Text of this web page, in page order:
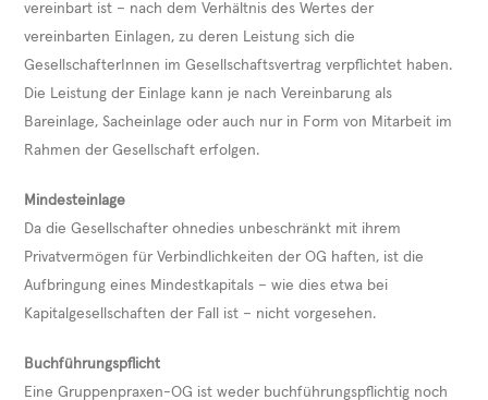
vereinbart ist – nach dem Verhältnis des Wertes der
vereinbarten Einlagen, zu deren Leistung sich die
GesellschafterInnen im Gesellschaftsvertrag verpflichtet haben.
Die Leistung der Einlage kann je nach Vereinbarung als
Bareinlage, Sacheinlage oder auch nur in Form von Mitarbeit im
Rahmen der Gesellschaft erfolgen.
Mindesteinlage
Da die Gesellschafter ohnedies unbeschränkt mit ihrem
Privatvermögen für Verbindlichkeiten der OG haften, ist die
Aufbringung eines Mindestkapitals – wie dies etwa bei
Kapitalgesellschaften der Fall ist – nicht vorgesehen.
Buchführungspflicht
Eine Gruppenpraxen-OG ist weder buchführungspflichtig noch